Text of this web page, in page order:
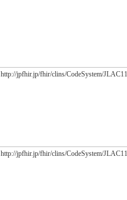
http://jpfhir.jp/fhir/clins/CodeSystem/
http://jpfhir.jp/fhir/clins/CodeSystem/